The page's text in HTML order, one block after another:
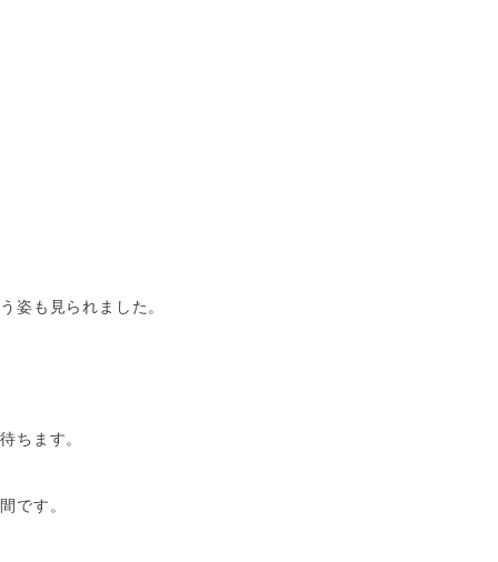
姿も見られました。
ちます。
です。